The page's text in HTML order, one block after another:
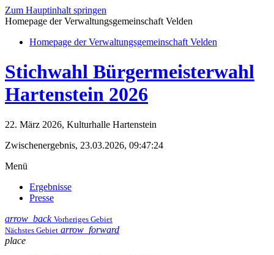
Zum Hauptinhalt springen
Homepage der Verwaltungsgemeinschaft Velden
Homepage der Verwaltungsgemeinschaft Velden
Stichwahl Bürgermeisterwahl
Hartenstein 2026
22. März 2026, Kulturhalle Hartenstein
Zwischenergebnis, 23.03.2026, 09:47:24
Menü
Ergebnisse
Presse
arrow_back Vorheriges Gebiet
Nächstes Gebiet arrow_forward
place